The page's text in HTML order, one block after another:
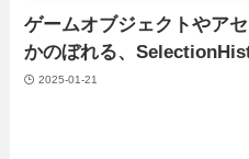
ゲームオブジェクトやア
かのぼれる、
2025-01-21